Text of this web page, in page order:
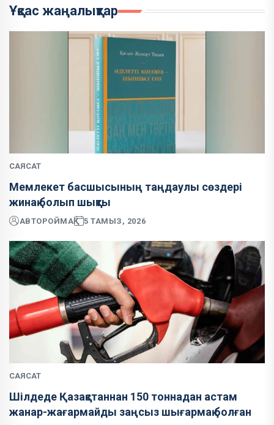
Ұқсас жаңалықтар
САЯСАТ
Мемлекет басшысының таңдаулы сөздері
жинақ болып шықты
АВТОРОЙМАҚ 5 ТАМЫЗ, 2026
САЯСАТ
Шілдеде Қазақстаннан 150 тоннадан астам
жанар-жағармайды заңсыз шығармақ болған